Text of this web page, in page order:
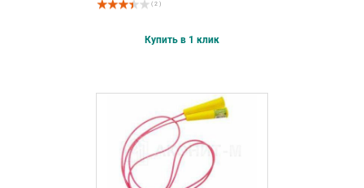
( 2 )
Купить в 1 клик